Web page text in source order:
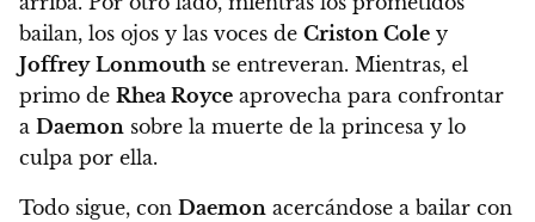
bailan, los ojos y las voces de Criston Cole y
Joffrey Lonmouthse entreveran. Mientras, el
primo de Rhea Royce aprovecha para confrontar
a Daemon sobre la muerte de la princesa y lo
culpa por ella.
Todo sigue, con Daemon acercándose a bailar con